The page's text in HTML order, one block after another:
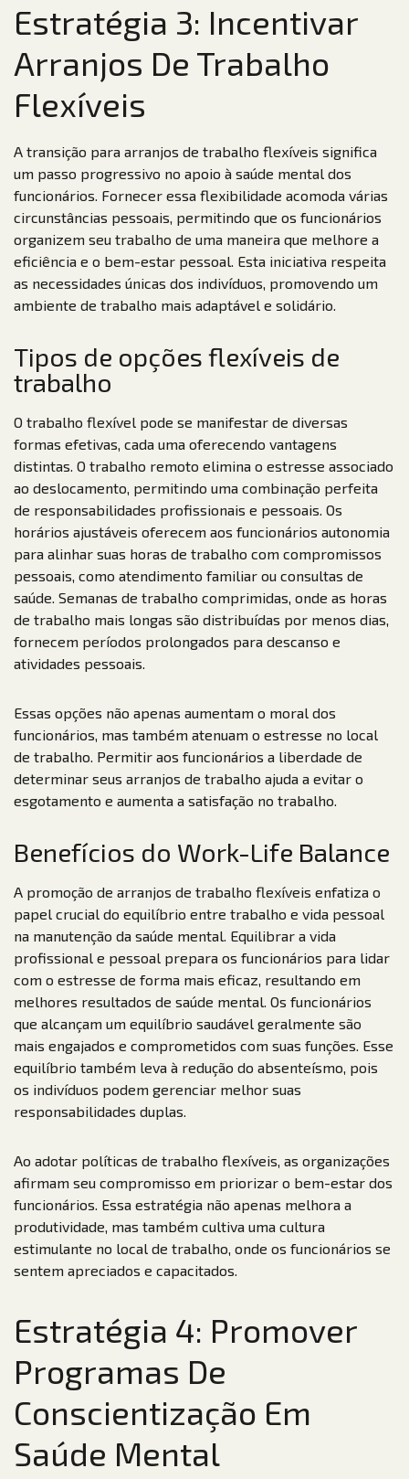
Estratégia 3: Incentivar
Arranjos De Trabalho
Flexíveis
A transição para arranjos de trabalho flexíveis significa
um passo progressivo no apoio à saúde mental dos
funcionários. Fornecer essa flexibilidade acomoda várias
circunstâncias pessoais, permitindo que os funcionários
organizem seu trabalho de uma maneira que melhore a
eficiência e o bem-estar pessoal. Esta iniciativa respeita
as necessidades únicas dos indivíduos, promovendo um
ambiente de trabalho mais adaptável e solidário.
Tipos de opções flexíveis de
trabalho
O trabalho flexível pode se manifestar de diversas
formas efetivas, cada uma oferecendo vantagens
distintas. O trabalho remoto elimina o estresse associado
ao deslocamento, permitindo uma combinação perfeita
de responsabilidades profissionais e pessoais. Os
horários ajustáveis oferecem aos funcionários autonomia
para alinhar suas horas de trabalho com compromissos
pessoais, como atendimento familiar ou consultas de
saúde. Semanas de trabalho comprimidas, onde as horas
de trabalho mais longas são distribuídas por menos dias,
fornecem períodos prolongados para descanso e
atividades pessoais.
Essas opções não apenas aumentam o moral dos
funcionários, mas também atenuam o estresse no local
de trabalho. Permitir aos funcionários a liberdade de
determinar seus arranjos de trabalho ajuda a evitar o
esgotamento e aumenta a satisfação no trabalho.
Benefícios do Work-Life Balance
A promoção de arranjos de trabalho flexíveis enfatiza o
papel crucial do equilíbrio entre trabalho e vida pessoal
na manutenção da saúde mental. Equilibrar a vida
profissional e pessoal prepara os funcionários para lidar
com o estresse de forma mais eficaz, resultando em
melhores resultados de saúde mental. Os funcionários
que alcançam um equilíbrio saudável geralmente são
mais engajados e comprometidos com suas funções. Esse
equilíbrio também leva à redução do absenteísmo, pois
os indivíduos podem gerenciar melhor suas
responsabilidades duplas.
Ao adotar políticas de trabalho flexíveis, as organizações
afirmam seu compromisso em priorizar o bem-estar dos
funcionários. Essa estratégia não apenas melhora a
produtividade, mas também cultiva uma cultura
estimulante no local de trabalho, onde os funcionários se
sentem apreciados e capacitados.
Estratégia 4: Promover
Programas De
Conscientização Em
Saúde Mental